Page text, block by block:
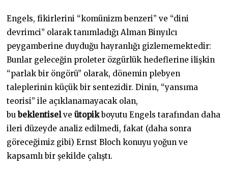
Engels, fikirlerini “komünizm benzeri” ve “dini
devrimci” olarak tanımladığı Alman Binyılcı
peygamberine duyduğu hayranlığı gizlememektedir:
Bunlar geleceğin proleter özgürlük hedeflerine ilişkin
“parlak bir öngörü” olarak, dönemin plebyen
taleplerinin küçük bir sentezidir. Dinin, “yansıma
teorisi” ile açıklanamayacak olan,
bubeklentiselveütopikboyutu Engels tarafından daha
ileri düzeyde analiz edilmedi, fakat (daha sonra
göreceğimiz gibi) Ernst Bloch konuyu yoğun ve
kapsamlı bir şekilde çalıştı.